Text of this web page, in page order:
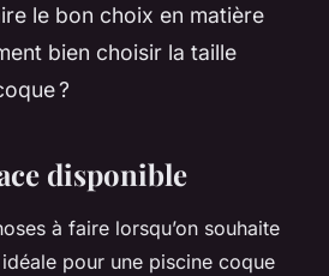
le bon choix en matière
bien choisir la taille
?
disponible
à faire lorsqu’on souhaite
pour une piscine coque